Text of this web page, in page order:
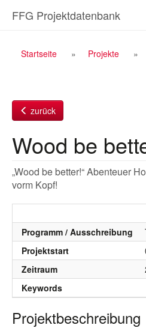
InhaltFFG Projektdatenbank
Breadcrumb
Startseite Projekte
zurück
Wood be
„Wood be better!“ Abenteuer
vorm Kopf!
Programm / Ausschreibung
Projektstart
Zeitraum
Keywords
Projektbeschreibung